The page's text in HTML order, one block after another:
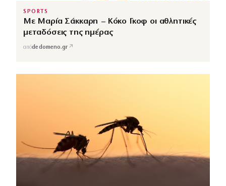
SPORTS
Με Μαρία Σάκκαρη – Κόκο Γκοφ οι αθλητικές
μεταδόσεις της ημέρας
απόdedomeno.gr ↗